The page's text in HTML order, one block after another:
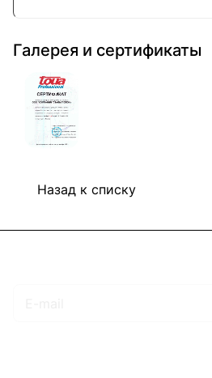
Галерея и сертификаты
Назад к списку